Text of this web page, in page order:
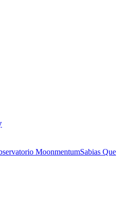
MoonmentumSabias Que